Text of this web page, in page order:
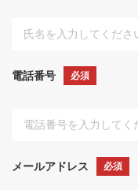
電話番号 必須
メールアドレス 必須